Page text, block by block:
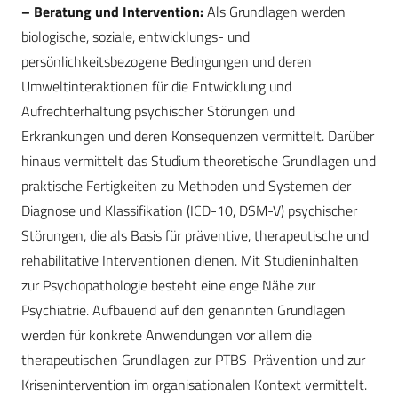
– Beratung und Intervention:Als Grundlagen werden
biologische, soziale, entwicklungs- und
persönlichkeitsbezogene Bedingungen und deren
Umweltinteraktionen für die Entwicklung und
Aufrechterhaltung psychischer Störungen und
Erkrankungen und deren Konsequenzen vermittelt. Darüber
hinaus vermittelt das Studium theoretische Grundlagen und
praktische Fertigkeiten zu Methoden und Systemen der
Diagnose und Klassifikation (ICD-10, DSM-V) psychischer
Störungen, die als Basis für präventive, therapeutische und
rehabilitative Interventionen dienen. Mit Studieninhalten
zur Psychopathologie besteht eine enge Nähe zur
Psychiatrie. Aufbauend auf den genannten Grundlagen
werden für konkrete Anwendungen vor allem die
therapeutischen Grundlagen zur PTBS-Prävention und zur
Krisenintervention im organisationalen Kontext vermittelt.